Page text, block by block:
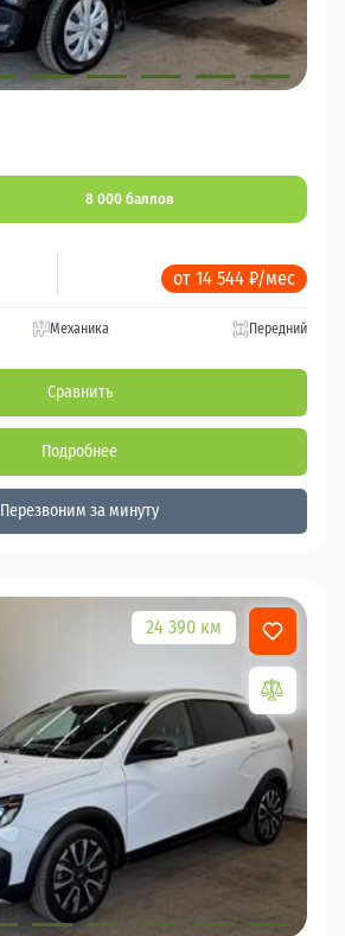
8 000 баллов
от 14 544 ₽/мес
Механика Передний
Сравнить
Подробнее
Перезвоним за минуту
24 390 км